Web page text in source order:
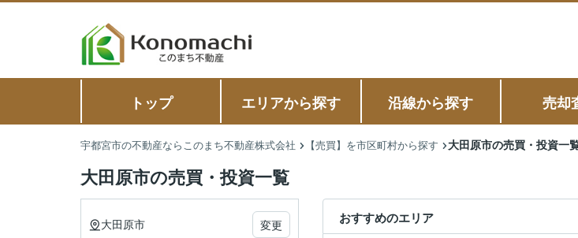
トップ エリアから探す 沿線から探す 売却
宇都宮市の不動産ならこのまち不動産株式会社 【売買】を市区町村から探す 大田原市の売買・投資一
大田原市の売買・投資一覧
おすすめのエリア
大田原市 変更